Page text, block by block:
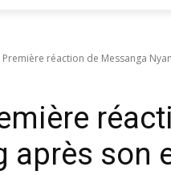
Première réaction de Messanga
après son